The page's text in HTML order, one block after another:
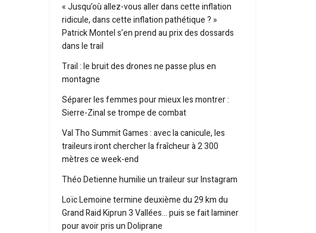
« Jusqu’où allez-vous aller dans cette inflation
ridicule, dans cette inflation pathétique ? »
Patrick Montel s’en prend au prix des dossards
dans le trail
Trail : le bruit des drones ne passe plus en
montagne
Séparer les femmes pour mieux les montrer :
Sierre-Zinal se trompe de combat
Val Tho Summit Games : avec la canicule, les
traileurs iront chercher la fraîcheur à 2 300
mètres ce week-end
Théo Detienne humilie un traileur sur Instagram
Loïc Lemoine termine deuxième du 29 km du
Grand Raid Kiprun 3 Vallées… puis se fait laminer
pour avoir pris un Doliprane